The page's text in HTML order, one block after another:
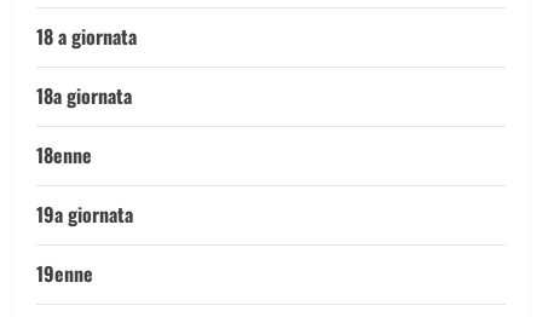
18 a giornata
18a giornata
18enne
19a giornata
19enne